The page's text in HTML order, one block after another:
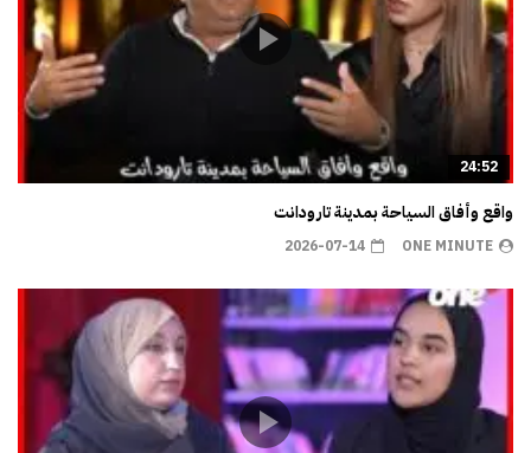
24:52
واقع وأفاق السياحة بمدينة تارودانت
ONE MINUTE
2026-07-14